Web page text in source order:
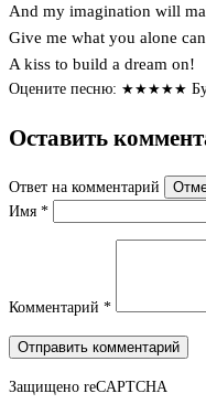
And my imagination will
Give me what you alone
A kiss to build a dream on!
Оцените песню: ★★★★★
Оставить
Ответ на комментарий
Имя *
Комментарий *
Отправить комментарий
Защищено reCAPTCHA